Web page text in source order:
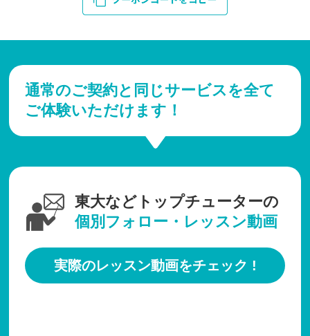
通常のご契約と同じサービスを全て
ご体験いただけます！
東大などトップチューターの
個別フォロー・レッスン動画
実際のレッスン動画をチェック !